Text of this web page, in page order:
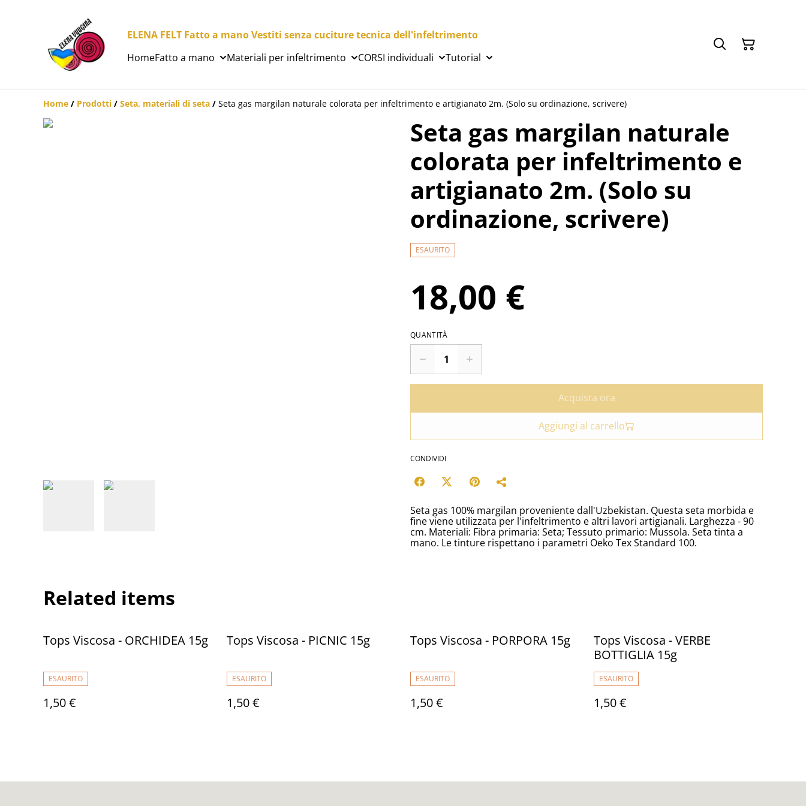
ELENA FELT Fatto a mano Vestiti senza cuciture tecnica dell'infeltrimento
HomeFatto a mano Materiali per infeltrimento CORSI individuali Tutorial
Home / Prodotti / Seta, materiali di seta / Seta gas margilan naturale colorata per infeltrimento e artigianato 2m. (Solo su ordinazione, scrivere)
Seta gas margilan naturale
colorata per infeltrimento e
artigianato 2m. (Solo su
ordinazione, scrivere)
ESAURITO
18,00 €
QUANTITÀ
Acquista ora
Aggiungi al carrello
CONDIVIDI
Seta gas 100% margilan proveniente dall'Uzbekistan. Questa seta morbida e
fine viene utilizzata per l'infeltrimento e altri lavori artigianali. Larghezza - 90
cm. Materiali: Fibra primaria: Seta; Tessuto primario: Mussola. Seta tinta a
mano. Le tinture rispettano i parametri Oeko Tex Standard 100.
Related items
Tops Viscosa - ORCHIDEA 15g
ESAURITO
1,50 €
Tops Viscosa - PICNIC 15g
ESAURITO
1,50 €
Tops Viscosa - PORPORA 15g
ESAURITO
1,50 €
Tops Viscosa - VERBE
BOTTIGLIA 15g
ESAURITO
1,50 €